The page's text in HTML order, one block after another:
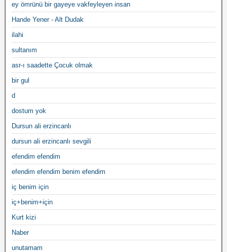
ey ömrünü bir gayeye vakfeyleyen insan
Hande Yener - Alt Dudak
ilahi
sultanım
asr-ı saadette Çocuk olmak
bir gul
d
dostum yok
Dursun ali erzincanlı
dursun ali erzincanlı sevgili
efendim efendim
efendim efendim benim efendim
iç benim için
iç+benim+için
Kurt kizi
Naber
unutamam